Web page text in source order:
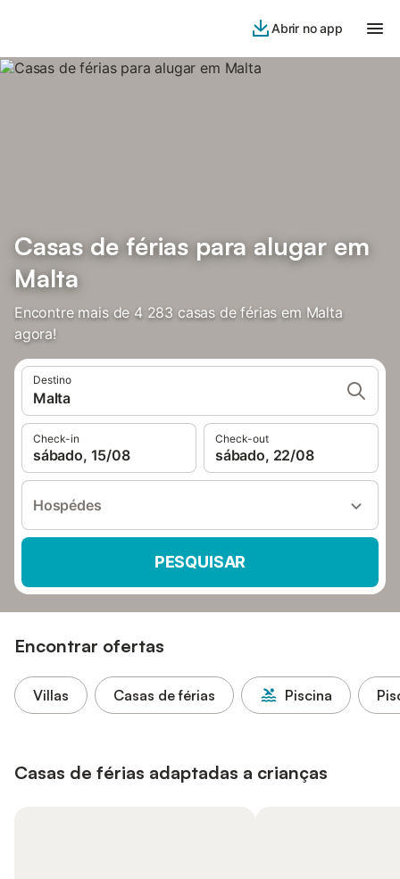
Abrir no app
Casas de férias para alugar em
Malta
Encontre mais de 4 283 casas de férias em Malta
agora!
Destino
Malta
Check-in
sábado, 15/08
Check-out
sábado, 22/08
Hospédes
PESQUISAR
Encontrar ofertas
Villas Casas de férias Piscina
Casas de férias adaptadas a crianças